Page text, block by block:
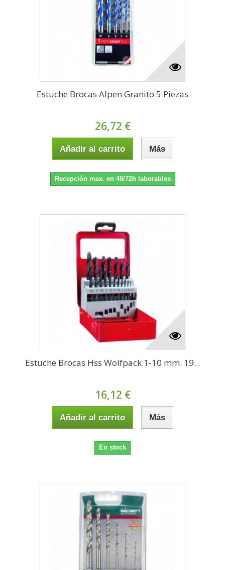
Estuche Brocas Alpen Granito 5 Piezas
26,72 €
Añadir al carrito Más
Recepción max. en 48/72h laborables
Estuche Brocas Hss Wolfpack 1-10 mm. 19...
16,12 €
Añadir al carrito Más
En stock